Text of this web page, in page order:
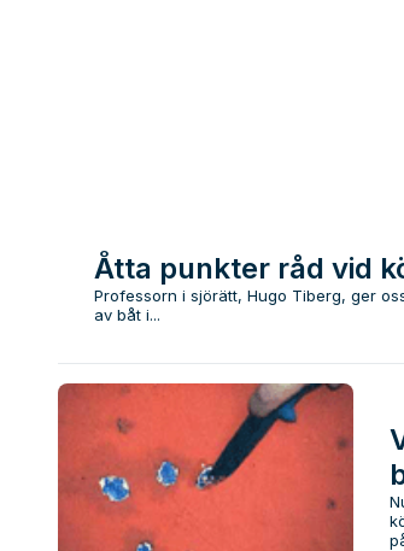
Åtta punkter råd vid
Professorn i sjörätt, Hugo Tiberg, ger
av båt i...